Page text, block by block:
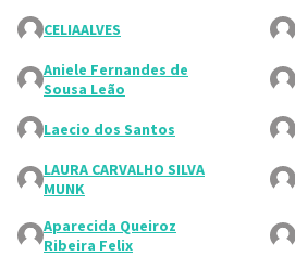
CELIAALVES
Aniele Fernandes de
Sousa Leão
Laecio dos Santos
LAURA CARVALHO SILVA
MUNK
Aparecida Queiroz
Ribeira Felix